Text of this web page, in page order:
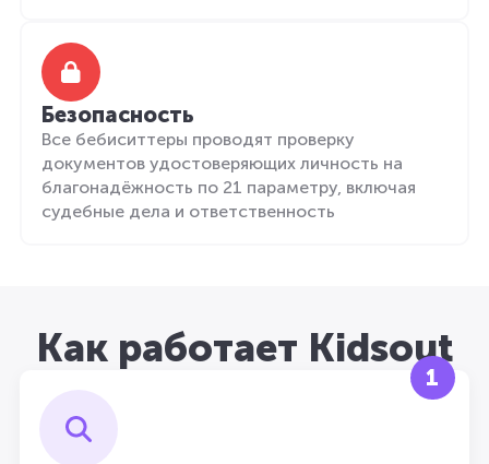
Безопасность
Все бебиситтеры проводят проверку
документов удостоверяющих личность на
благонадёжность по 21 параметру, включая
судебные дела и ответственность
Как работает Kidsout
1